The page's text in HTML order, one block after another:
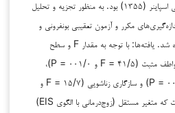
(۱۳۶۴) و مقیاس سازگاری زناشویی اسپاینر (۱۳۵۵) بود. به منظور تجزیه و تحلیل
مکرر و آزمون تعقیبی بونفرونی و
نسخه ۲۶ نرم افزار SPSS استفاده شد. یافته‌ها: با توجه به مقدار F و سطح
معناداری به دست آمده در متغیر عواطف مثبت (۴۱/۵ = F و ۰۰۱/۰ = P)،
عواطف منفی (۶۰/۵ = F و ۰۰۱/۰ = P) و سازگاری زناشویی (۱۵/۷ = F و
۰۰۱/۰ = P) می‌توان نتیجه گرفت که متغیر مستقل (زوج‌درمانی با الگوی EIS)